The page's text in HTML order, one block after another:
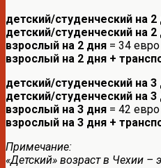
детский/студенческий на 2
детский/студенческий на 2
взрослый на 2 дня = 34 евро
взрослый на 2 дня +
детский/студенческий на 3
детский/студенческий на 3
взрослый на 3 дня = 42 евро
взрослый на 3 дня +
Примечание:
«Детский» возраст в Чехии –